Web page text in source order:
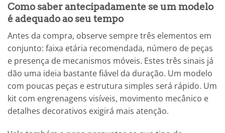
Como saber antecipadamente se um modelo
é adequado ao seu tempo
Antes da compra, observe sempre três elementos em
conjunto: faixa etária recomendada, número de peças
e presença de mecanismos móveis. Estes três sinais já
dão uma ideia bastante fiável da duração. Um modelo
com poucas peças e estrutura simples será rápido. Um
kit com engrenagens visíveis, movimento mecânico e
detalhes decorativos exigirá mais atenção.